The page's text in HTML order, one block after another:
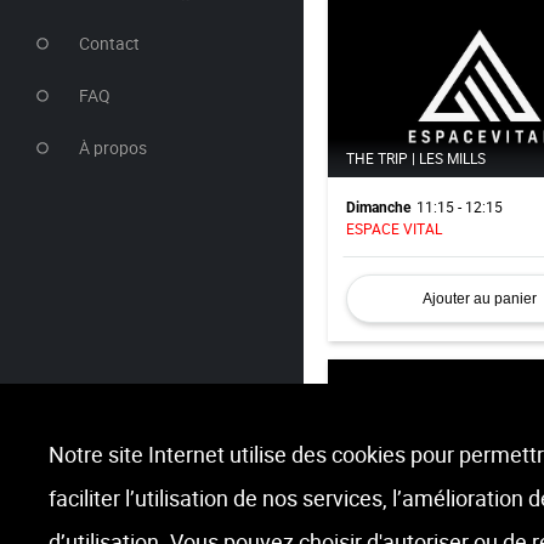
Contact
FAQ
À propos THE TRIP | LES MILLS
Dimanche 11:15 - 12:15
ESPACE VITAL
Ajouter au panier
Notre site Internet utilise des cookies pour
faciliter l’utilisation de nos services,